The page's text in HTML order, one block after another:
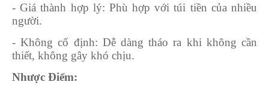
- Giá thành hợp lý: Phù hợp với túi tiền của nhiều
người.
- Không cố định: Dễ dàng tháo ra khi không cần
thiết, không gây khó chịu.
Nhược Điểm: